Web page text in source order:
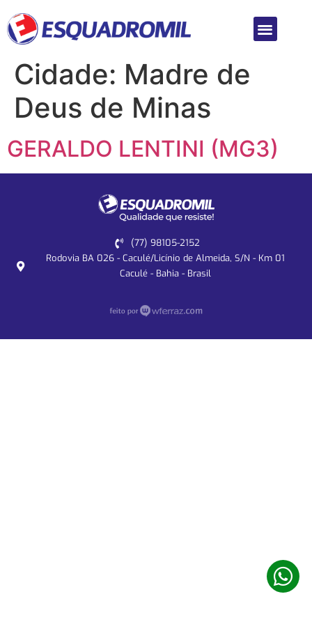
Cidade: Madre de
Deus de Minas
GERALDO LENTINI (MG3)
(77) 98105-2152
Rodovia BA 026 - Caculé/Licínio de Almeida, S/N - Km 01
Caculé - Bahia - Brasil